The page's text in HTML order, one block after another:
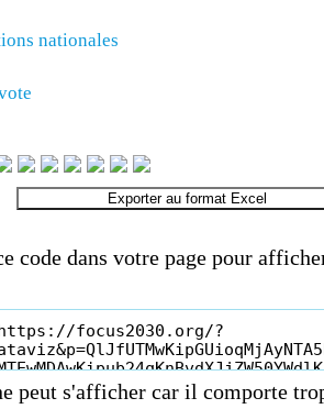
nationales
Exporter au format Excel
code dans votre page pour
peut s'afficher car il comporte